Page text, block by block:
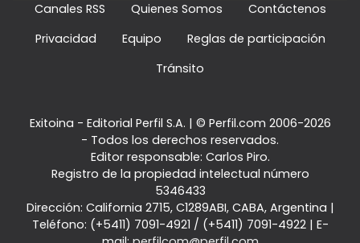
Canales RSS Quienes Somos
Contáctenos
Privacidad
Equipo
Reglas de participación
Tránsito
Exitoina - Editorial Perfil S.A. | © Perfil.com 2006-2026
- Todos los derechos reservados.
Editor responsable: Carlos Piro.
Registro de la propiedad intelectual número
5346433
Dirección: California 2715, C1289ABI, CABA, Argentina |
Teléfono: (+5411) 7091-4921 / (+5411) 7091-4922| E-